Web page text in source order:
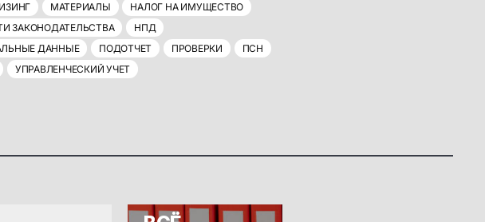
МАТЕРИАЛЫ
НАЛОГ НА ИМУЩЕСТВО
ЗАКОНОДАТЕЛЬСТВА
НПД
ДАННЫЕ ПОДОТЧЕТ ПРОВЕРКИ
ПСН
УПРАВЛЕНЧЕСКИЙ УЧЕТ